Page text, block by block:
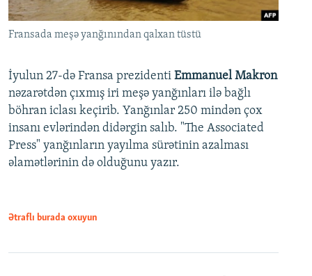
Fransada meşə yanğınından qalxan tüstü
İyulun 27-də Fransa prezidenti Emmanuel Makron
nəzarətdən çıxmış iri meşə yanğınları ilə bağlı
böhran iclası keçirib. Yanğınlar 250 mindən çox
insanı evlərindən didərgin salıb. "The Associated
Press" yanğınların yayılma sürətinin azalması
əlamətlərinin də olduğunu yazır.
Ətraflı burada oxuyun